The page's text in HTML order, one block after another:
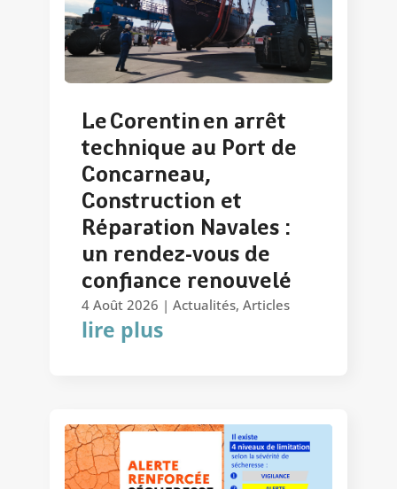
Le Corentin en arrêt
technique au Port de
Concarneau,
Construction et
Réparation Navales :
un rendez-vous de
confiance renouvelé
4 Août 2026 | Actualités, Articles
lire plus